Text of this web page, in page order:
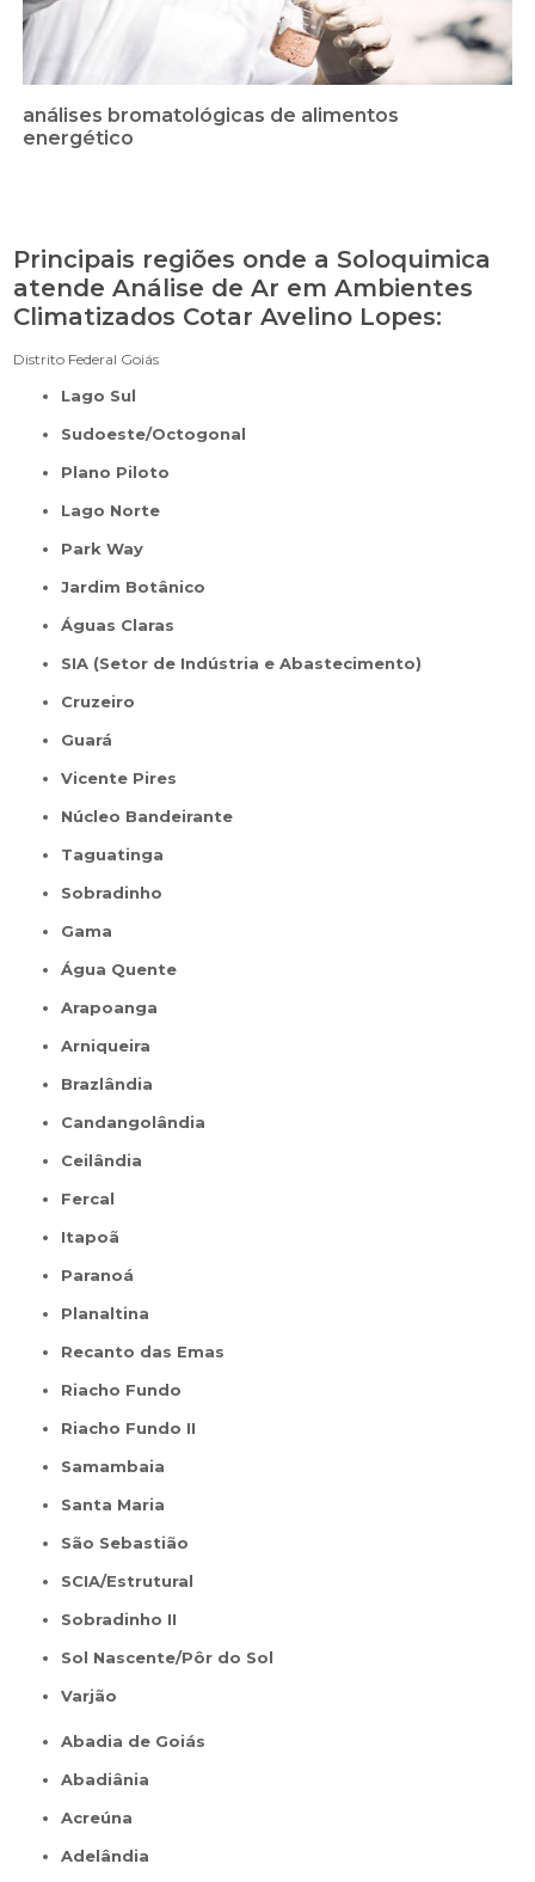
análises bromatológicas de alimentos
energético
Principais regiões onde a Soloquimica
atende Análise de Ar em Ambientes
Climatizados Cotar Avelino Lopes:
Distrito Federal Goiás
Lago Sul
Sudoeste/Octogonal
Plano Piloto
Lago Norte
Park Way
Jardim Botânico
Águas Claras
SIA (Setor de Indústria e Abastecimento)
Cruzeiro
Guará
Vicente Pires
Núcleo Bandeirante
Taguatinga
Sobradinho
Gama
Água Quente
Arapoanga
Arniqueira
Brazlândia
Candangolândia
Ceilândia
Fercal
Itapoã
Paranoá
Planaltina
Recanto das Emas
Riacho Fundo
Riacho Fundo II
Samambaia
Santa Maria
São Sebastião
SCIA/Estrutural
Sobradinho II
Sol Nascente/Pôr do Sol
Varjão
Abadia de Goiás
Abadiânia
Acreúna
Adelândia